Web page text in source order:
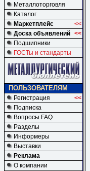
Металлоторговля
Каталог
Маркетплейс
<<
Доска объявлений <<
Подшипники
ГОСТы и стандарты
ПОЛЬЗОВАТЕЛЯМ
Регистрация
<<
Подписка
Вопросы FAQ
Разделы
Информеры
Выставки
Реклама
О компании